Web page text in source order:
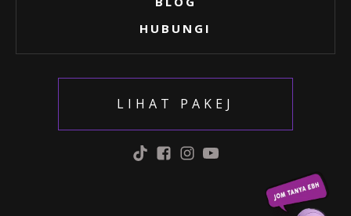
HUBUNGI
LIHAT PAKEJ